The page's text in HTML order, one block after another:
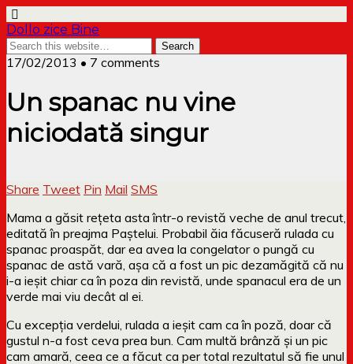
Dollo zice Bine
17/02/2013 • 7 comments
Un spanac nu vine
niciodată singur
Share Tweet Pin Mail SMS
Mama a găsit rețeta asta într-o revistă veche de anul trecut,
editată în preajma Paștelui. Probabil ăia făcuseră rulada cu
spanac proaspăt, dar ea avea la congelator o pungă cu
spanac de astă vară, așa că a fost un pic dezamăgită că nu
i-a ieșit chiar ca în poza din revistă, unde spanacul era de un
verde mai viu decât al ei.
Cu excepția verdelui, rulada a ieșit cam ca în poză, doar că
gustul n-a fost ceva prea bun. Cam multă brânză și un pic
cam amară, ceea ce a făcut ca per total rezultatul să fie unul